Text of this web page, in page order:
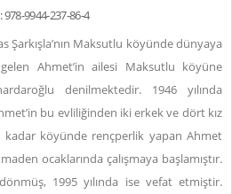
978-9944-237-86-4
Şarkışla’nın Maksutlu köyünde dünyaya
Ahmet’in ailesi Maksutlu köyüne
denilmektedir. 1946 yılında
bu evliliğinden iki erkek ve dört kız
kadar köyünde rençperlik yapan Ahmet
ocaklarında çalışmaya başlamıştır.
1995 yılında ise vefat etmiştir.